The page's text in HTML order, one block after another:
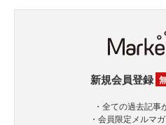
新規会員登録
・全ての過去記事
・会員限定メルマ